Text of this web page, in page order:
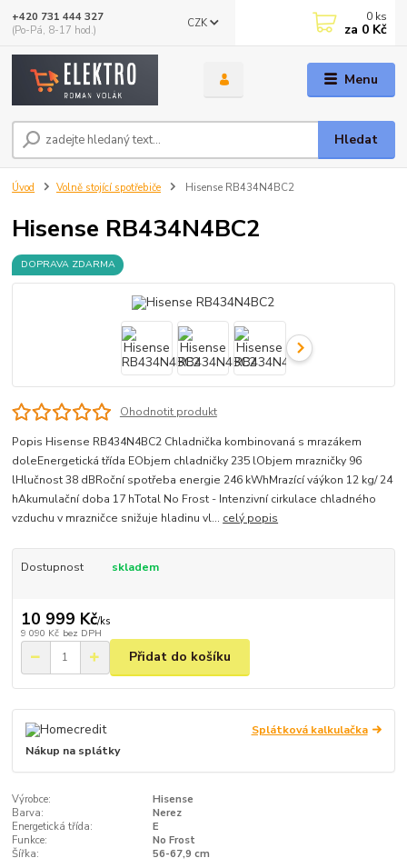
Menu
CZK
Hledat
+420 731 444 327
(Po-Pá, 8-17 hod.)
0 ks
za 0 Kč
Úvod Volně stojící spotřebiče Hisense RB434N4BC2
Hisense RB434N4BC2
DOPRAVA ZDARMA
Ohodnotit produkt
Popis Hisense RB434N4BC2 Chladnička kombinovaná s mrazákem
doleEnergetická třída EObjem chladničky 235 lObjem mrazničky 96
lHlučnost 38 dBRoční spotřeba energie 246 kWhMrazící váýkon 12 kg/ 24
hAkumulační doba 17 hTotal No Frost - Intenzivní cirkulace chladného
vzduchu v mrazničce snižuje hladinu vl... celý popis
Dostupnost skladem
10 999 Kč/ks
9 090 Kč bez DPH
Přidat do košíku
Splátková kalkulačka
Nákup na splátky
Výrobce:
Hisense
Barva:
Nerez
Energetická třída:
E
Funkce:
No Frost
Šířka:
56-67,9 cm